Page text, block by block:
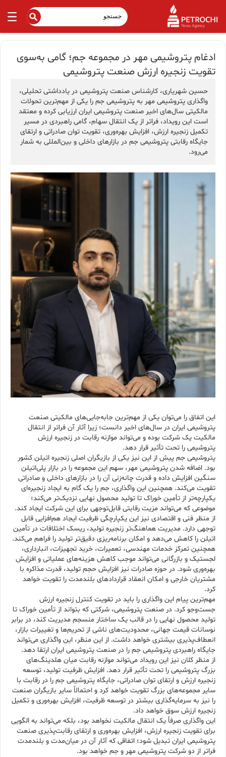
ادغام پتروشیمی مهر در مجموعه جم؛ گامی به‌سوی
تقویت زنجیره ارزش صنعت پتروشیمی
حسین شهریاری، کارشناس صنعت پتروشیمی در یادداشتی تحلیلی،
واگذاری پتروشیمی مهر به پتروشیمی جم را یکی از مهم‌ترین تحولات
مالکیتی سال‌های اخیر صنعت پتروشیمی ایران ارزیابی کرده و معتقد
است این رویداد، فراتر از یک انتقال سهام، گامی راهبردی در مسیر
تکمیل زنجیره ارزش، افزایش بهره‌وری، تقویت توان صادراتی و ارتقای
جایگاه رقابتی پتروشیمی جم در بازارهای داخلی و بین‌المللی به شمار
می‌رود.
این اتفاق را می‌توان یکی از مهم‌ترین جابه‌جایی‌های مالکیتی صنعت
پتروشیمی ایران در سال‌های اخیر دانست؛ زیرا آثار آن فراتر از انتقال
مالکیت یک شرکت بوده و می‌تواند موازنه رقابت در زنجیره ارزش
پتروشیمی را تحت تأثیر قرار دهد.
پتروشیمی جم پیش از این نیز یکی از بازیگران اصلی زنجیره اتیلن کشور
بود. اضافه شدن پتروشیمی مهر، سهم این مجموعه را در بازار پلی‌اتیلن
سنگین افزایش داده و قدرت چانه‌زنی آن را در بازارهای داخلی و صادراتی
تقویت می‌کند. همچنین این واگذاری، جم را یک گام به ایجاد زنجیره‌ای
یکپارچه‌تر از تأمین خوراک تا تولید محصول نهایی نزدیک‌تر می‌کند؛
موضوعی که می‌تواند مزیت رقابتی قابل‌توجهی برای این شرکت ایجاد کند.
از منظر فنی و اقتصادی نیز این یکپارچگی ظرفیت ایجاد هم‌افزایی قابل
توجهی دارد. مدیریت هماهنگ‌تر زنجیره تولید، ریسک اختلافات در تأمین
اتیلن را کاهش می‌دهد و امکان برنامه‌ریزی دقیق‌تر تولید را فراهم می‌کند.
همچنین تمرکز خدمات مهندسی، تعمیرات، خرید تجهیزات، انبارداری،
لجستیک و بازرگانی می‌تواند موجب کاهش هزینه‌های عملیاتی و افزایش
بهره‌وری شود. در حوزه صادرات نیز افزایش حجم تولید، قدرت مذاکره با
مشتریان خارجی و امکان انعقاد قراردادهای بلندمدت را تقویت خواهد
کرد.
مهم‌ترین پیام این واگذاری را باید در تقویت کنترل زنجیره ارزش
جست‌وجو کرد. در صنعت پتروشیمی، شرکتی که بتواند از تأمین خوراک تا
تولید محصول نهایی را در قالب یک ساختار منسجم مدیریت کند، در برابر
نوسانات قیمت جهانی، محدودیت‌های ناشی از تحریم‌ها و تغییرات بازار،
انعطاف‌پذیری بیشتری خواهد داشت. از این منظر، این واگذاری می‌تواند
جایگاه راهبردی پتروشیمی جم را در صنعت پتروشیمی ایران ارتقا دهد.
از منظر کلان نیز این رویداد می‌تواند موازنه رقابت میان هلدینگ‌های
بزرگ پتروشیمی را تحت تأثیر قرار دهد. افزایش ظرفیت تولید، توسعه
زنجیره ارزش و ارتقای توان صادراتی، جایگاه پتروشیمی جم را در رقابت با
سایر مجموعه‌های بزرگ تقویت خواهد کرد و احتمالاً سایر بازیگران صنعت
را نیز به سرمایه‌گذاری بیشتر در توسعه ظرفیت، افزایش بهره‌وری و تکمیل
زنجیره ارزش سوق خواهد داد.
این واگذاری صرفاً یک انتقال مالکیت نخواهد بود، بلکه می‌تواند به الگویی
برای تقویت زنجیره ارزش، افزایش بهره‌وری و ارتقای رقابت‌پذیری صنعت
پتروشیمی ایران تبدیل شود؛ اتفاقی که آثار آن در میان‌مدت و بلندمدت
فراتر از دو شرکت پتروشیمی مهر و جم خواهد بود.